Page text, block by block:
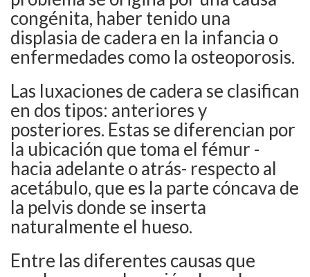
congénita, haber tenido una
displasia de cadera en la infancia o
enfermedades como la osteoporosis.
Las luxaciones de cadera se clasifican
en dos tipos: anteriores y
posteriores. Estas se diferencian por
la ubicación que toma el fémur -
hacia adelante o atrás- respecto al
acetábulo, que es la parte cóncava de
la pelvis donde se inserta
naturalmente el hueso.
Entre las diferentes causas que